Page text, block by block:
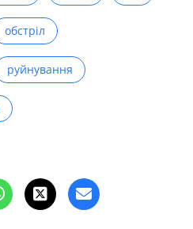
обстріл
руйнування